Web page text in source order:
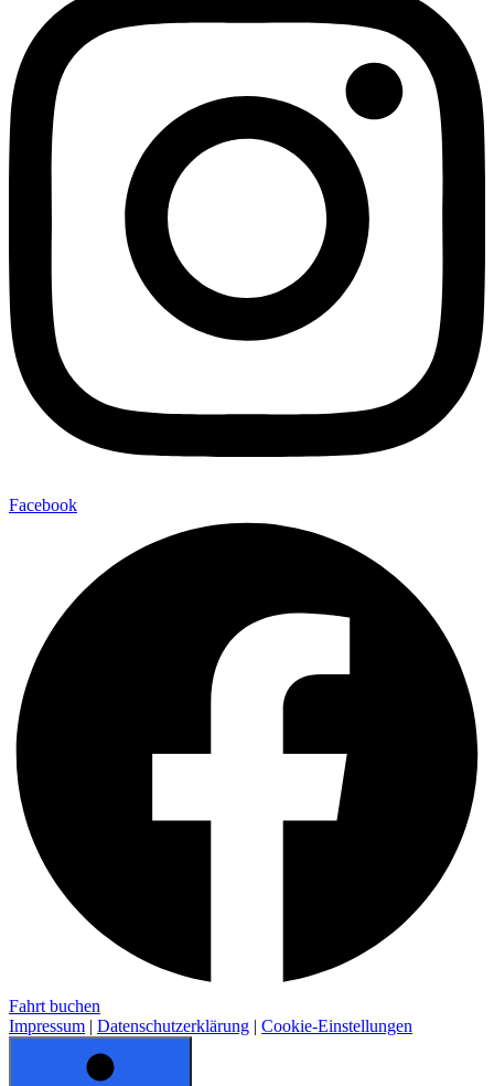
Facebook
Fahrt buchen
Impressum | Datenschutzerklärung | Cookie-Einstellungen